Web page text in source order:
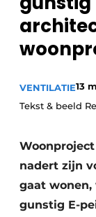
Ventilatie
VENTILATIE13
Tekst & beeld
nadert zijn
gaat wonen,
gunstig E-